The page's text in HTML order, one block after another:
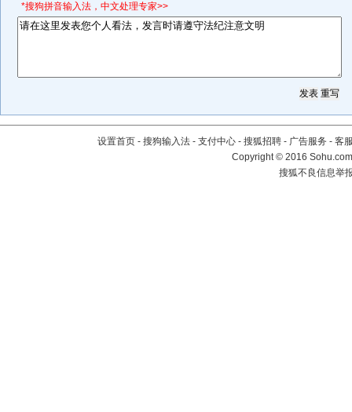
*搜狗拼音输入法，中文处理专家>>
设置首页 - 搜狗输入法 - 支付中心 - 搜狐招聘 - 广告服务 - 客
Copyright©2016
搜狐不良信息举